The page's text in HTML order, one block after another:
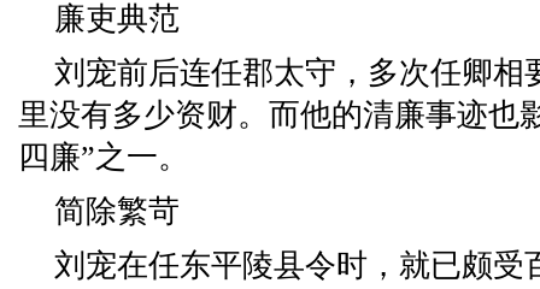
廉吏典范
刘宠前后连任郡太守，多次任卿相
里没有多少资财。而他的清廉事迹也
四廉”之一。
简除繁苛
刘宠在任东平陵县令时，就已颇受